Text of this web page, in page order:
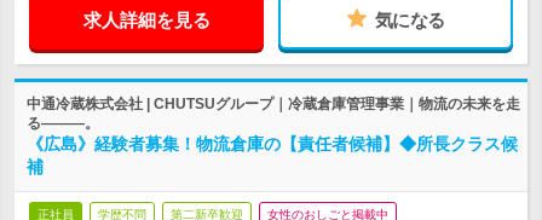
求人詳細を見る 気になる
中通冷蔵株式会社 | CHUTSUグループ｜冷蔵倉庫管理事業｜物流の未来を走
る―――。
《広島》経験者募集！物流倉庫の【責任者候補】◆所長クラス候
補
正社員 学歴不問 第二新卒歓迎 女性のおしごと掲載中